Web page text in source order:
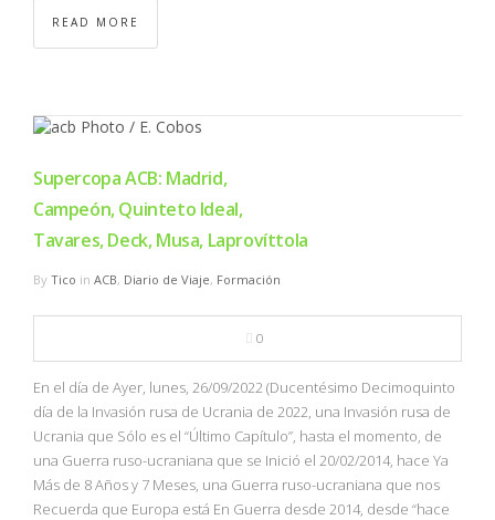
READ MORE
Supercopa ACB: Madrid,
Campeón, Quinteto Ideal,
Tavares, Deck, Musa, Laprovíttola
By Tico in ACB, Diario de Viaje, Formación
0
En el día de Ayer, lunes, 26/09/2022 (Ducentésimo Decimoquinto
día de la Invasión rusa de Ucrania de 2022, una Invasión rusa de
Ucrania que Sólo es el “Último Capítulo”, hasta el momento, de
una Guerra ruso-ucraniana que se Inició el 20/02/2014, hace Ya
Más de 8 Años y 7 Meses, una Guerra ruso-ucraniana que nos
Recuerda que Europa está En Guerra desde 2014, desde “hace